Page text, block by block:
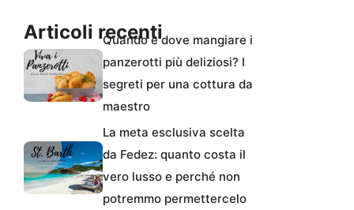
Articoli recentiQuando e dove mangiare i
panzerotti più deliziosi? I
segreti per una cottura da
maestro
La meta esclusiva scelta
da Fedez: quanto costa il
vero lusso e perché non
potremmo permettercelo